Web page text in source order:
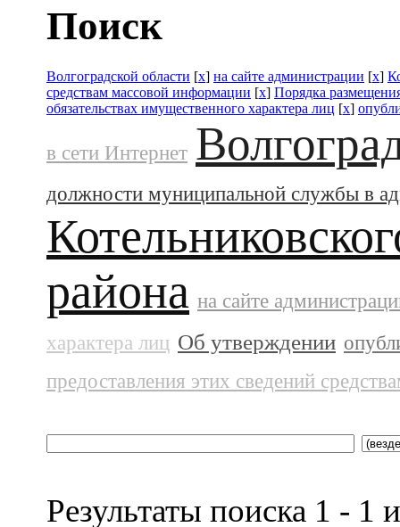
Поиск
Волгоградской области [x] на сайте администрации [x]
средствам массовой информации [x] Порядка
обязательствах имущественного характера лиц [x]
в сети Интернет
должности муниципальной службы в
района на сайте
характера лиц Об утверждении
предоставления этих сведений
Результаты поиска 1 - 1